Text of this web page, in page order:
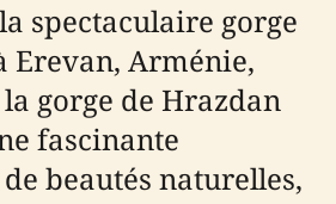
spectaculaire gorge
Erevan, Arménie,
gorge de Hrazdan
fascinante
beautés naturelles,